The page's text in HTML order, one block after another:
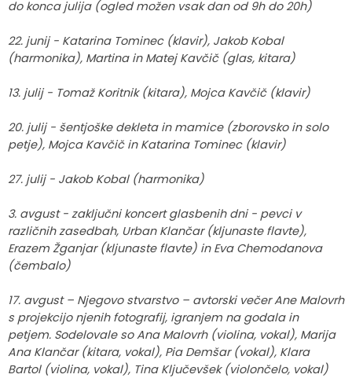
do konca julija (ogled možen vsak dan od 9h do 20h)
22. junij - Katarina Tominec (klavir), Jakob Kobal
(harmonika), Martina in Matej Kavčič (glas, kitara)
13. julij - Tomaž Koritnik (kitara), Mojca Kavčič (klavir)
20. julij - šentjoške dekleta in mamice (zborovsko in solo
petje), Mojca Kavčič in Katarina Tominec (klavir)
27. julij - Jakob Kobal (harmonika)
3. avgust - zaključni koncert glasbenih dni - pevci v
različnih zasedbah, Urban Klančar (kljunaste flavte),
Erazem Žganjar (kljunaste flavte) in Eva Chemodanova
(čembalo)
17. avgust – Njegovo stvarstvo – avtorski večer Ane Malovrh
s projekcijo njenih fotografij, igranjem na godala in
petjem. Sodelovale so Ana Malovrh (violina, vokal), Marija
Ana Klančar (kitara, vokal), Pia Demšar (vokal), Klara
Bartol (violina, vokal), Tina Ključevšek (violončelo, vokal)